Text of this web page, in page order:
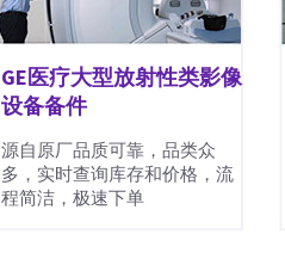
GE医疗大型放射性类影像
设备备件
源自原厂品质可靠，品类众
多，实时查询库存和价格，流
程简洁，极速下单